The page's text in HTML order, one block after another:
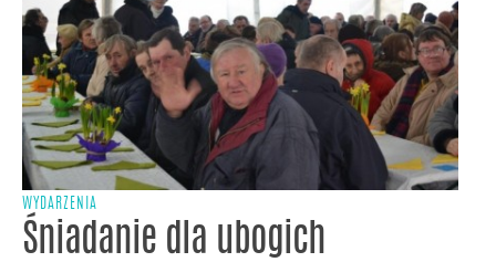
WYDARZENIA
Śniadanie dla ubogich